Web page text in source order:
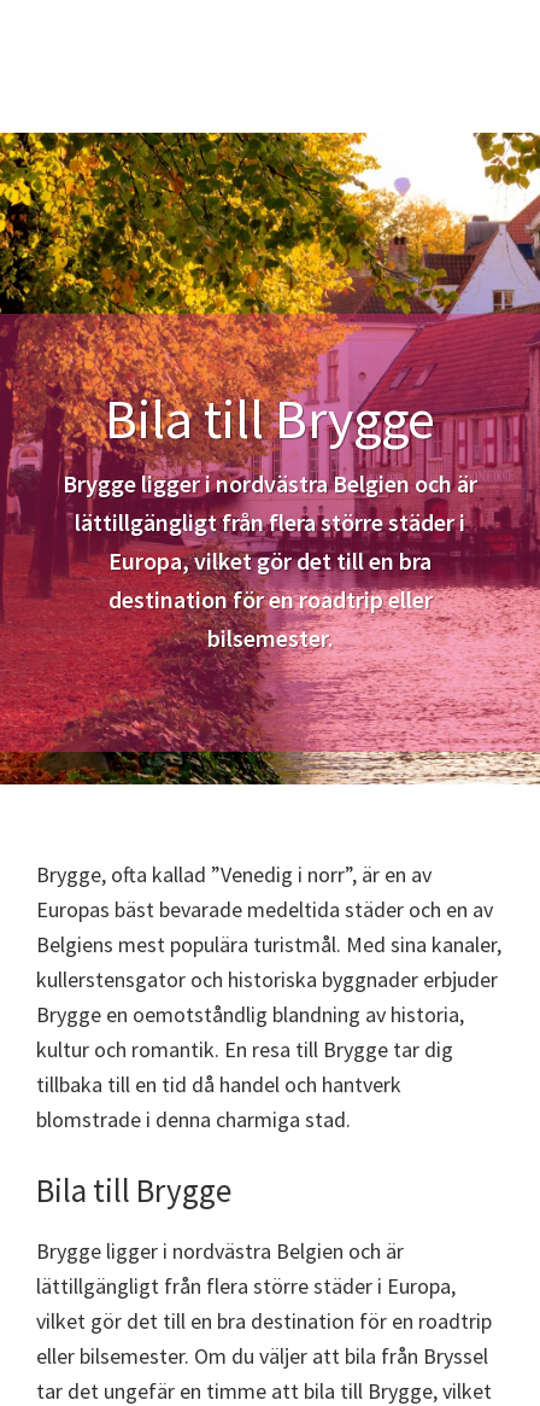
Bila till Brygge
Brygge ligger i nordvästra Belgien och är
lättillgängligt från flera större städer i
Europa, vilket gör det till en bra
destination för en roadtrip eller
bilsemester.
Brygge, ofta kallad ”Venedig i norr”, är en av
Europas bäst bevarade medeltida städer och en av
Belgiens mest populära turistmål. Med sina kanaler,
kullerstensgator och historiska byggnader erbjuder
Brygge en oemotståndlig blandning av historia,
kultur och romantik. En resa till Brygge tar dig
tillbaka till en tid då handel och hantverk
blomstrade i denna charmiga stad.
Bila till Brygge
Brygge ligger i nordvästra Belgien och är
lättillgängligt från flera större städer i Europa,
vilket gör det till en bra destination för en roadtrip
eller bilsemester. Om du väljer att bila från Bryssel
tar det ungefär en timme att bila till Brygge, vilket